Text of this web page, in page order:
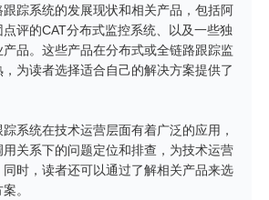
踪系统的发展现状和相关产品，包括阿
评的CAT分布式监控系统、以及一些独
品。这些产品在分布式或全链路跟踪监
为读者选择适合自己的解决方案提供了
系统在技术运营层面有着广泛的应用，
关系下的问题定位和排查，为技术运营
时，读者还可以通过了解相关产品来选
。